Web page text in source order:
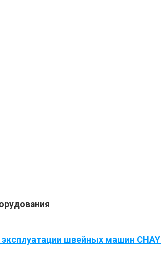
швейных машин